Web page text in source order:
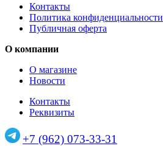
Контакты
Политика конфиденциальности
Публичная оферта
О компании
О магазине
Новости
Контакты
Реквизиты
+7 (962) 073-33-31